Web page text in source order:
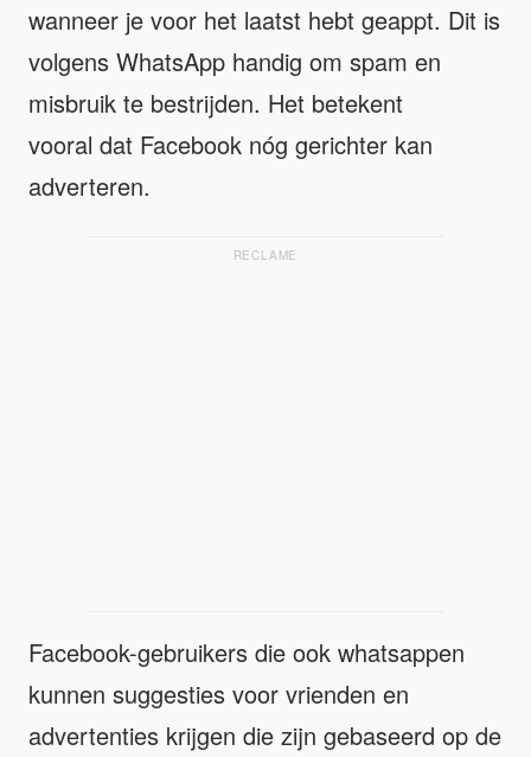
wanneer je voor het laatst hebt geappt. Dit is
volgens WhatsApp handig om spam en
misbruik te bestrijden. Het betekent
vooral dat Facebook nóg gerichter kan
adverteren.
RECLAME
Facebook-gebruikers die ook whatsappen
kunnen suggesties voor vrienden en
advertenties krijgen die zijn gebaseerd op de